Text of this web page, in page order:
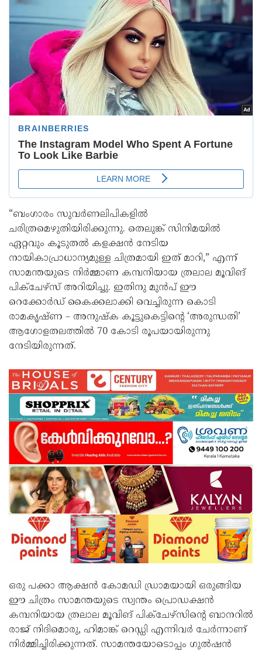
“ബംഗാരം സുവർണലിപികളിൽ
ചരിത്രമെഴുതിയിരിക്കുന്നു. തെലുങ്ക് സിനിമയിൽ
ഏറ്റവും കൂടുതൽ കളക്ഷൻ നേടിയ
നായികാപ്രാധാന്യമുള്ള ചിത്രമായി ഇത് മാറി,” എന്ന്
സാമന്തയുടെ നിർമ്മാണ കമ്പനിയായ ത്രലാല മൂവിങ്
പിക്ചേഴ്സ് അറിയിച്ചു. ഇതിനു മുൻപ് ഈ
റെക്കോർഡ് കൈക്കലാക്കി വെച്ചിരുന്ന കൊടി
രാമകൃഷ്ണ – അനുഷ്ക കൂട്ടുകെട്ടിന്റെ ‘അരുന്ധതി’
ആഗോളതലത്തിൽ 70 കോടി രൂപയായിരുന്നു
നേടിയിരുന്നത്.
ഒരു പക്കാ ആക്ഷൻ കോമഡി ഡ്രാമയായി ഒരുങ്ങിയ
ഈ ചിത്രം സാമന്തയുടെ സ്വന്തം പ്രൊഡക്ഷൻ
കമ്പനിയായ ത്രലാല മൂവിങ് പിക്‌ചേഴ്‌സിന്റെ ബാനറിൽ
രാജ് നിദിമൊരു, ഹിമാങ്ക് റെഡ്ഡി എന്നിവർ ചേർന്നാണ്
നിർമ്മിച്ചിരിക്കുന്നത്. സാമന്തയോടൊപ്പം ഗുൽഷൻ